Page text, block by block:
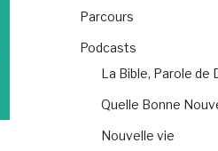
Parcours
Podcasts
La Bible, Parole de
Quelle Bonne
Nouvelle vie